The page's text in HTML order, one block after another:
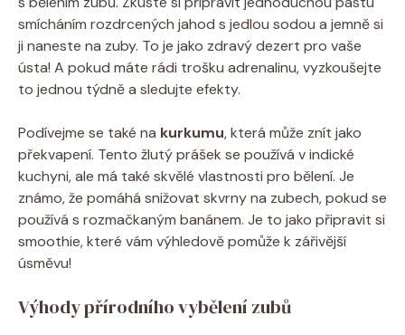
smícháním rozdrcených jahod s jedlou sodou a jemně si
ji naneste na zuby. To je jako zdravý dezert pro vaše
ústa! A pokud máte rádi trošku adrenalinu, vyzkoušejte
to jednou týdně a sledujte efekty.
Podívejme se také na kurkumu, která může znít jako
překvapení. Tento žlutý prášek se používá v indické
kuchyni, ale má také skvělé vlastnosti pro bělení. Je
známo, že pomáhá snižovat skvrny na zubech, pokud se
používá s rozmačkaným banánem. Je to jako připravit si
smoothie, které vám výhledově pomůže k zářivější
úsměvu!
Výhody přírodního vybělení zubů